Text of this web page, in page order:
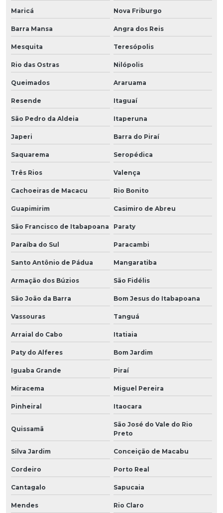
Maricá Nova Friburgo
Barra Mansa Angra dos Reis
Mesquita Teresópolis
Rio das Ostras Nilópolis
Queimados Araruama
Resende Itaguaí
São Pedro da Aldeia Itaperuna
Japeri Barra do Piraí
Saquarema Seropédica
Três Rios Valença
Cachoeiras de Macacu Rio Bonito
Guapimirim Casimiro de Abreu
São Francisco de Itabapoana Paraty
Paraíba do Sul Paracambi
Santo Antônio de Pádua Mangaratiba
Armação dos Búzios São Fidélis
São João da Barra Bom Jesus do Itabapoana
Vassouras Tanguá
Arraial do Cabo Itatiaia
Paty do Alferes Bom Jardim
Iguaba Grande Piraí
Miracema Miguel Pereira
Pinheiral Itaocara
Quissamã
São José do Vale do Rio
Preto
Silva Jardim Conceição de Macabu
Cordeiro Porto Real
Cantagalo Sapucaia
Mendes Rio Claro